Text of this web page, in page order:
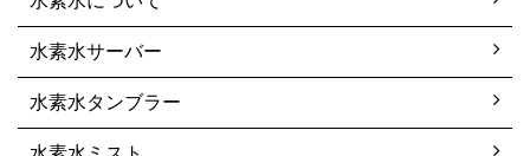
水素水サーバー
水素水タンブラー